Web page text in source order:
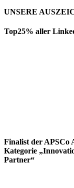
UNSERE
Top25% aller
Finalist der APSCo
Kategorie
Partner“